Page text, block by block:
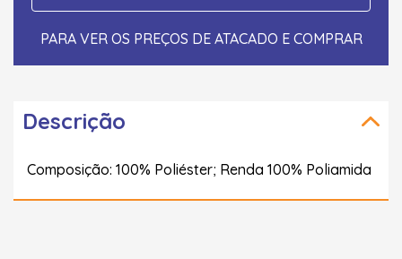
PARA VER OS PREÇOS DE ATACADO E COMPRAR
Descrição
Composição: 100% Poliéster; Renda 100% Poliamida